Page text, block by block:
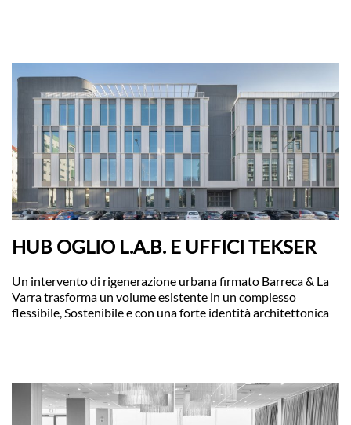
HUB OGLIO L.A.B. E UFFICI TEKSER
Un intervento di rigenerazione urbana firmato Barreca & La
Varra trasforma un volume esistente in un complesso
flessibile, Sostenibile e con una forte identità architettonica